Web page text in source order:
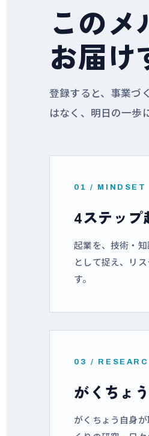
このメ
お届け
登録すると、事業づ
はなく、明日の一歩
01 / MINDSET
4ステップ
起業を、技術・
として捉え、リ
す。
03 /
がくちょ
がくちょう自身